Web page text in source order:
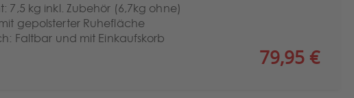
7,5 kg inkl. Zubehör (6,7kg ohne)
gepolsterter Ruhefläche
Faltbar und mit Einkaufskorb
79,95 €